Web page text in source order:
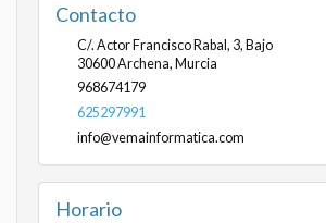
Contacto
C/. Actor Francisco Rabal, 3, Bajo
30600Archena, Murcia
968674179
625297991
info@vemainformatica.com
Horario